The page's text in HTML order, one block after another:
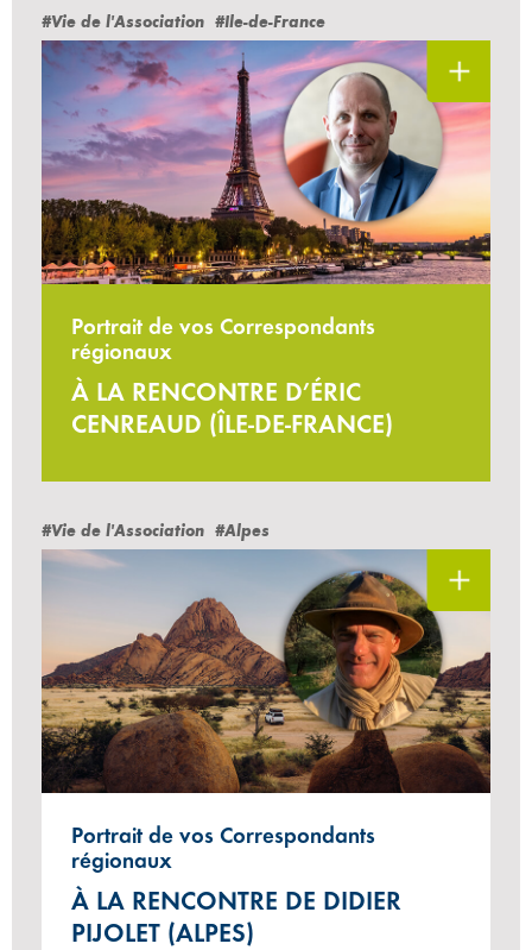
#Vie de l'Association #Ile-de-France
Portrait de vos Correspondants
régionaux
À LA RENCONTRE D’ÉRIC
CENREAUD (ÎLE-DE-FRANCE)
#Vie de l'Association #Alpes
Portrait de vos Correspondants
régionaux
À LA RENCONTRE DE DIDIER
PIJOLET (ALPES)